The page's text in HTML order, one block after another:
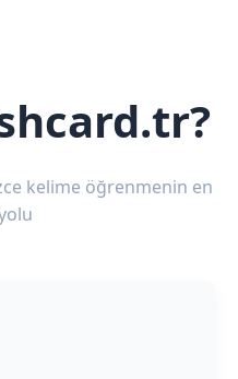
kelime öğrenmenin en